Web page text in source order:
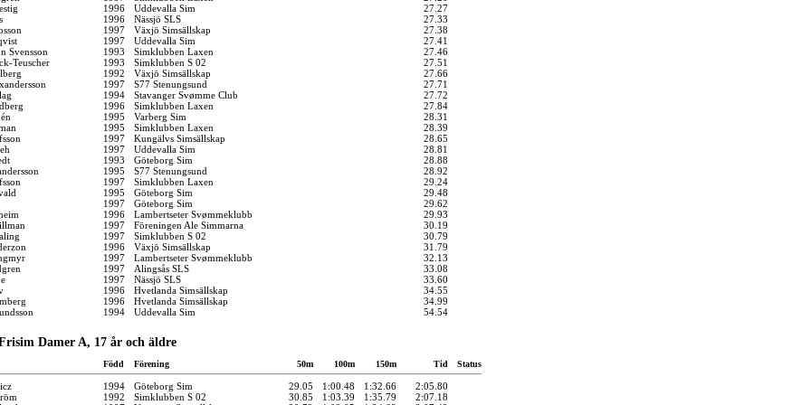
1996 Uddevalla Sim
27.27
1996 Nässjö SLS
27.33
1997 Växjö Simsällskap
27.38
1997 Uddevalla Sim
27.41
Svensson
1993 Simklubben Laxen
27.46
Teuscher
1993 Simklubben S 02
27.51
1992 Växjö Simsällskap
27.66
1997 S77 Stenungsund
27.71
1994 Stavanger Svømme Club
27.72
1996 Simklubben Laxen
27.84
1995 Varberg Sim
28.31
1995 Simklubben Laxen
28.39
1997 Kungälvs Simsällskap
28.65
1997 Uddevalla Sim
28.81
1993 Göteborg Sim
28.88
1995 S77 Stenungsund
28.92
1997 Simklubben Laxen
29.24
1995 Göteborg Sim
29.48
1997
Göteborg Sim
29.62
1996 Lambertseter Svømmeklubb
29.93
1997 Föreningen Ale Simmarna
30.19
1997 Simklubben S 02
30.79
1996 Växjö Simsällskap
31.79
1997 Lambertseter Svømmeklubb
32.13
1997 Alingsås SLS
33.08
1997 Nässjö SLS
33.60
1996 Hvetlanda Simsällskap
34.55
1996 Hvetlanda Simsällskap
34.99
1994 Uddevalla Sim 54.54
Damer A, 17 år och äldre
Född Förening 50m 100m 150m Tid Status
1994 Göteborg Sim 29.05 1:00.48 1:32.66
2:05.80
1992 Simklubben S 02 30.85 1:03.39 1:35.79
2:07.18